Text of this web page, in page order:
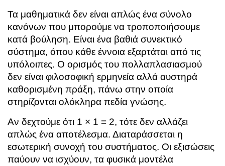
Τα μαθηματικά δεν είναι απλώς ένα σύνολο
κανόνων που μπορούμε να τροποποιήσουμε
κατά βούληση. Είναι ένα βαθιά συνεκτικό
σύστημα, όπου κάθε έννοια εξαρτάται από τις
υπόλοιπες. Ο ορισμός του πολλαπλασιασμού
δεν είναι φιλοσοφική ερμηνεία αλλά αυστηρά
καθορισμένη πράξη, πάνω στην οποία
στηρίζονται ολόκληρα πεδία γνώσης.
Αν δεχτούμε ότι 1 × 1 = 2, τότε δεν αλλάζει
απλώς ένα αποτέλεσμα. Διαταράσσεται η
εσωτερική συνοχή του συστήματος. Οι εξισώσεις
παύουν να ισχύουν, τα φυσικά μοντέλα